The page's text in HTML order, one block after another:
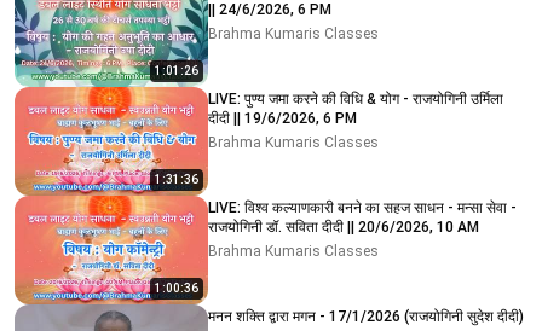
1:01:26
|| 24/6/2026, 6 PM
Brahma Kumaris Classes
1:31:36
LIVE: पुण्य जमा करने की विधि & योग - राजयोगिनी उर्मिला
दीदी || 19/6/2026, 6 PM
Brahma Kumaris Classes
1:00:36
LIVE: विश्व कल्याणकारी बनने का सहज साधन - मन्सा सेवा -
राजयोगिनी डॉ. सविता दीदी || 20/6/2026, 10 AM
Brahma Kumaris Classes
मनन शक्ति द्वारा मगन - 17/1/2026 (राजयोगिनी सुदेश दीदी)